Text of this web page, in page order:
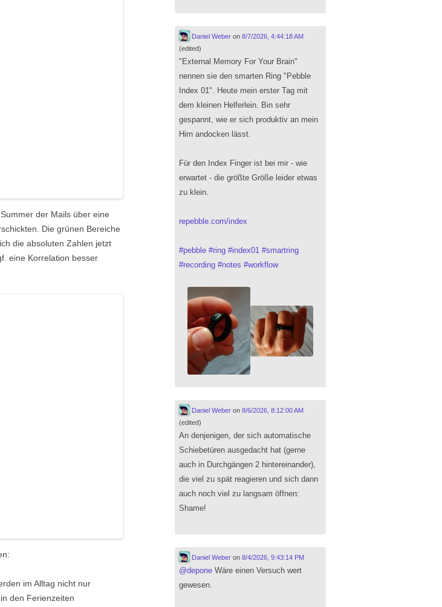
der Mails über eine
Die grünen Bereiche
die absoluten Zahlen jetzt
eine Korrelation besser
im Alltag nicht nur
den Ferienzeiten
Daniel Weberon 8/7/2026, 4:44:18 AM
(edited)
"External Memory For Your Brain"
nennen sie den smarten Ring "Pebble
Index 01". Heute mein erster Tag mit
dem kleinen Helferlein. Bin sehr
gespannt, wie er sich produktiv an mein
Hirn andocken lässt.
Für den Index Finger ist bei mir - wie
erwartet - die größte Größe leider etwas
zu klein.
repebble.com/index
#pebble #ring #index01 #smartring
#recording #notes #workflow
Daniel Weberon 8/6/2026, 8:12:00 AM
(edited)
An denjenigen, der sich automatische
Schiebetüren ausgedacht hat (gerne
auch in Durchgängen 2 hintereinander),
die viel zu spät reagieren und sich dann
auch noch viel zu langsam öffnen:
Shame!
Daniel Weberon 8/4/2026, 9:43:14 PM
@depone Wäre einen Versuch wert
gewesen.